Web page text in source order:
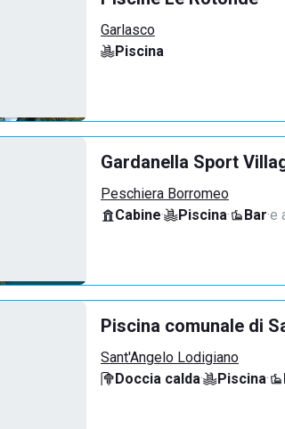
Garlasco
Piscina
Gardanella Sport
Peschiera Borromeo
Cabine· Piscina· Bar·e
Piscina comunale di
Sant'Angelo Lodigiano
Doccia calda· Piscina·